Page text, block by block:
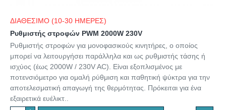
ΔΙΑΘΕΣΙΜΟ (10-30 ΗΜΕΡΕΣ)
Ρυθμιστής στροφών PWM 2000W 230V
Ρυθμιστής στροφών για μονοφασικούς κινητήρες, ο οποίος
μπορεί να λειτουργήσει παράλληλα και ως ρυθμιστής τάσης ή
ισχύος (έως 2000W / 230V AC). Είναι εξοπλισμένος με
ποτενσιόμετρο για ομαλή ρύθμιση και παθητική ψύκτρα για την
αποτελεσματική απαγωγή της θερμότητας. Πρόκειται για ένα
εξαιρετικά ευέλικτ..